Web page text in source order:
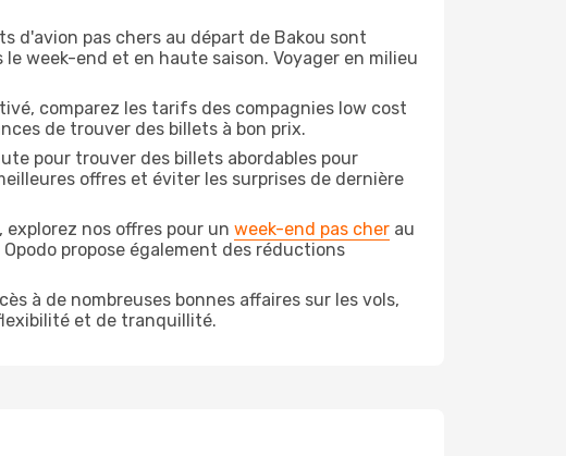
d'avion pas chers au départ de Bakou sont
week-end et en haute saison. Voyager en milieu
comparez les tarifs des compagnies low cost
de trouver des billets à bon prix.
pour trouver des billets abordables pour
offres et éviter les surprises de dernière
nos offres pour un week-end pas cher au
propose également des réductions
à de nombreuses bonnes affaires sur les vols,
et de tranquillité.